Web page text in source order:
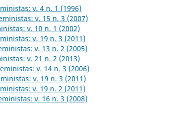
v. 4 n. 1 (1996)
v. 15 n. 3 (2007)
v. 10 n. 1 (2002)
v. 19 n. 3 (2011)
v. 13 n. 2 (2005)
v. 21 n. 2 (2013)
v. 14 n. 3 (2006)
v. 19 n. 3 (2011)
v. 19 n. 2 (2011)
v. 16 n. 3 (2008)